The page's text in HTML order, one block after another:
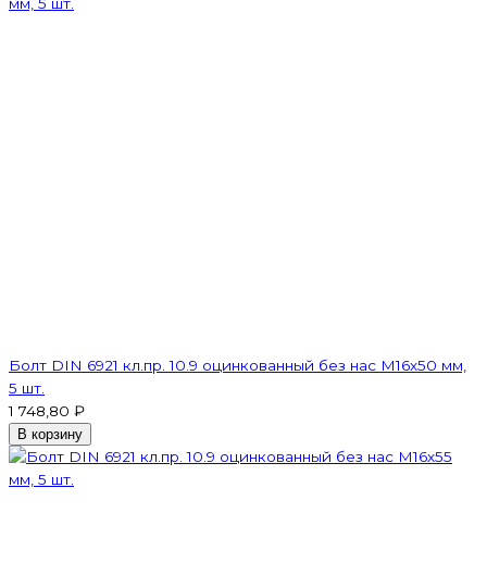
Болт DIN 6921 кл.пр. 10.9 оцинкованный без нас М16х50 мм,
5 шт.
1 748,80 ₽
В корзину